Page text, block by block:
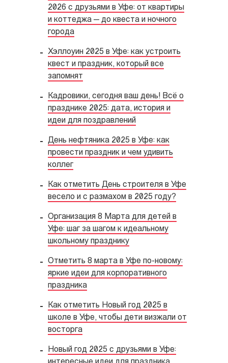
2026 с друзьями в Уфе: от квартиры
и коттеджа — до квеста и ночного
города
Хэллоуин 2025 в Уфе: как устроить
квест и праздник, который все
запомнят
Кадровики, сегодня ваш день! Всё о
празднике 2025: дата, история и
идеи для поздравлений
День нефтяника 2025 в Уфе: как
провести праздник и чем удивить
коллег
Как отметить День строителя в Уфе
весело и с размахом в 2025 году?
Организация 8 Марта для детей в
Уфе: шаг за шагом к идеальному
школьному празднику
Отметить 8 марта в Уфе по-новому:
яркие идеи для корпоративного
праздника
Как отметить Новый год 2025 в
школе в Уфе, чтобы дети визжали от
восторга
Новый год 2025 с друзьями в Уфе: